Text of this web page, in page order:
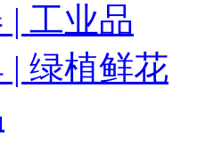
| 工业品
| 绿植鲜花